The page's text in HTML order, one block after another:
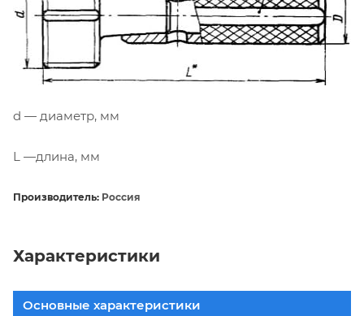
d — диаметр, мм
L —длина, мм
Производитель: Россия
Характеристики
Основные характеристики